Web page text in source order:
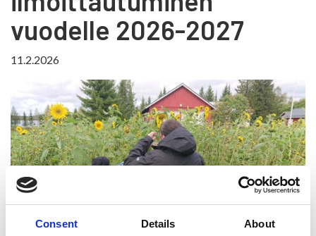
Consent Details About
vuodelle 2026-2027
11.2.2026